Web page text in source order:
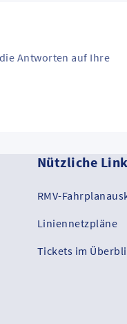
Antworten auf Ihre
Nützliche
RMV-
Liniennetzpläne
Tickets im